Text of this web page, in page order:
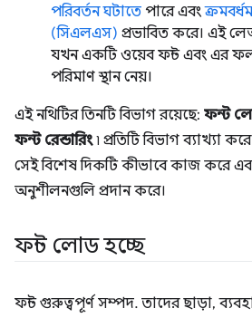
পরিবর্তন ঘটাতে পারে এবং
(সিএলএস) প্রভাবিত করে। এই
যখন একটি ওয়েব ফন্ট এবং এর
পরিমাণ স্থান নেয়।
এই নথিটির তিনটি বিভাগ রয়েছে: ফন্ট
ফন্ট রেন্ডারিং৷ প্রতিটি বিভাগ ব্যাখ্যা
সেই বিশেষ দিকটি কীভাবে কাজ করে এবং
অনুশীলনগুলি প্রদান করে।
ফন্ট লোড হচ্ছে
ফন্ট গুরুত্বপূর্ণ সম্পদ. তাদের ছাড়া,